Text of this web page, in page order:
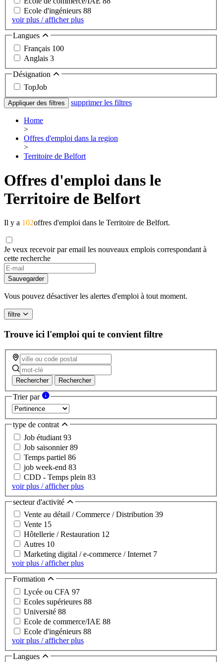
Ecole d'ingénieurs 88
voir plus / afficher plus
Langues
Français 100
Anglais 3
Désignation
TopJob
Appliquer des filtres supprimer les filtres
Home
>
Offres d'emploi dans la region
>
Territoire de Belfort
Offres d'emploi dans le
Territoire de Belfort
Il y a 102offres d'emploi dans le Territoire de Belfort.
Je veux recevoir par email les nouveaux emplois correspondant à
cette recherche
Sauvegarder
Vous pouvez désactiver les alertes d'emploi à tout moment.
filtre
Trouve ici l'emploi qui te convient filtre
Rechercher Rechercher
Trier par
type de contrat
Job étudiant 93
Job saisonnier89
Temps partiel 86
job week-end 83
CDD - Temps plein 83
voir plus / afficher plus
secteur d'activité
Vente au détail / Commerce / Distribution 39
Vente 15
Hôtellerie / Restauration 12
Autres 10
Marketing digital / e-commerce / Internet 7
voir plus / afficher plus
Formation
Lycée ou CFA 97
Ecoles supérieures 88
Université 88
Ecole de commerce/IAE 88
Ecole d'ingénieurs 88
voir plus / afficher plus
Langues